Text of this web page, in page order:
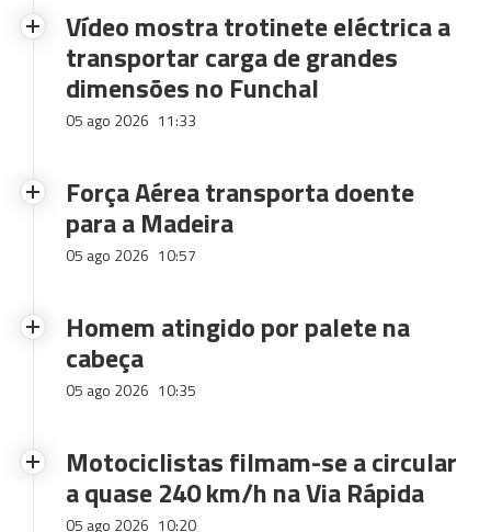
Vídeo mostra trotinete eléctrica a
transportar carga de grandes
dimensões no Funchal
05 ago 2026 11:33
Força Aérea transporta doente
para a Madeira
05 ago 2026 10:57
Homem atingido por palete na
cabeça
05 ago 2026 10:35
Motociclistas filmam-se a circular
a quase 240 km/h na Via Rápida
05 ago 2026 10:20